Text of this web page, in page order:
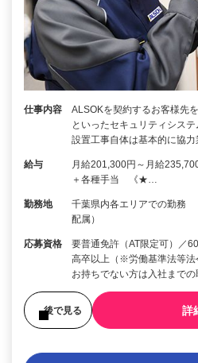
仕事内容
ALSOKを契約するお客様先
といったセキュリティシス
設置工事自体は基本的に協
給与
月給201,300円～月給
＋各種手当 《★…
勤務地
千葉県内各エリアでの勤務
配属）
応募資格
要普通免許（AT限定可）／
高卒以上（※労働基準法等
お持ちでない方は入社までの
後で見る 詳